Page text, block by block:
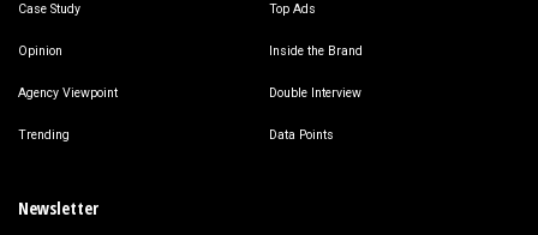
Case Study Top Ads
Opinion Inside the Brand
Agency Viewpoint Double Interview
Trending Data Points
Newsletter